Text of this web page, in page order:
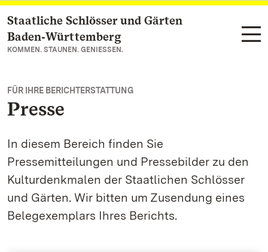
Zum Hauptinhalt springen
Staatliche Schlösser und Gärten
Baden‑Württemberg
KOMMEN. STAUNEN. GENIESSEN.
FÜR IHRE BERICHTERSTATTUNG
Presse
In diesem Bereich finden Sie
Pressemitteilungen und Pressebilder zu den
Kulturdenkmalen der Staatlichen Schlösser
und Gärten. Wir bitten um Zusendung eines
Belegexemplars Ihres Berichts.